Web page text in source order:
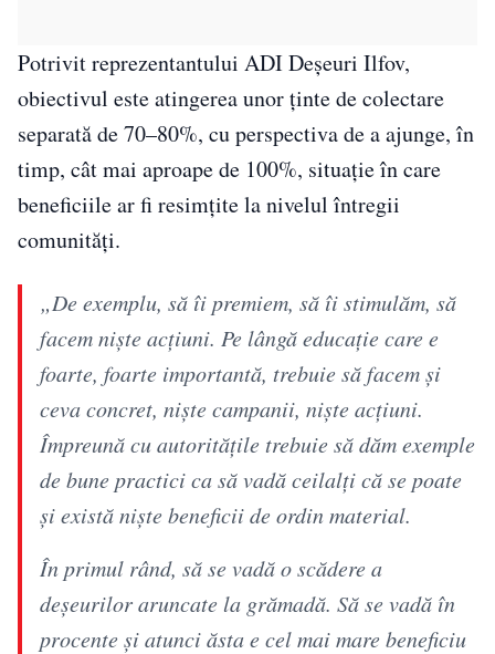
Potrivit reprezentantului ADI Deșeuri Ilfov,
obiectivul este atingerea unor ținte de colectare
separată de 70–80%, cu perspectiva de a ajunge, în
timp, cât mai aproape de 100%, situație în care
beneficiile ar fi resimțite la nivelul întregii
comunități.
„De exemplu, să îi premiem, să îi stimulăm, să
facem nişte acţiuni. Pe lângă educaţie care e
foarte, foarte importantă, trebuie să facem şi
ceva concret, nişte campanii, nişte acţiuni.
Împreună cu autorităţile trebuie să dăm exemple
de bune practici ca să vadă ceilalţi că se poate
şi există nişte beneficii de ordin material.
În primul rând, să se vadă o scădere a
deşeurilor aruncate la grămadă. Să se vadă în
procente şi atunci ăsta e cel mai mare beneficiu